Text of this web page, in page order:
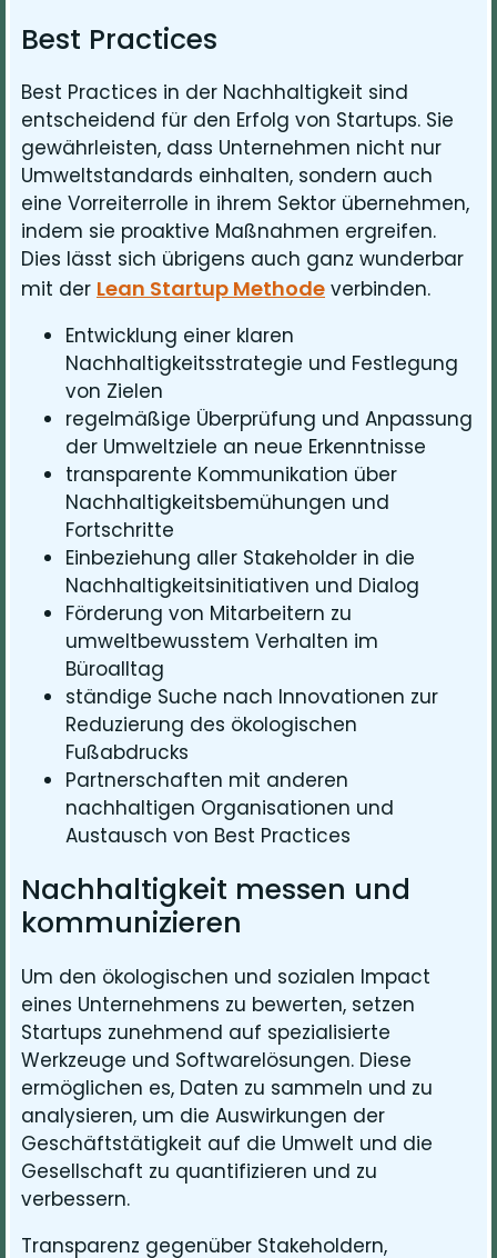
Best Practices
Best Practices in der Nachhaltigkeit sind
entscheidend für den Erfolg von Startups. Sie
gewährleisten, dass Unternehmen nicht nur
Umweltstandards einhalten, sondern auch
eine Vorreiterrolle in ihrem Sektor übernehmen,
indem sie proaktive Maßnahmen ergreifen.
Dies lässt sich übrigens auch ganz wunderbar
mit der Lean Startup Methode verbinden.
Entwicklung einer klaren
Nachhaltigkeitsstrategie und Festlegung
von Zielen
regelmäßige Überprüfung und Anpassung
der Umweltziele an neue Erkenntnisse
transparente Kommunikation über
Nachhaltigkeitsbemühungen und
Fortschritte
Einbeziehung aller Stakeholder in die
Nachhaltigkeitsinitiativen und Dialog
Förderung von Mitarbeitern zu
umweltbewusstem Verhalten im
Büroalltag
ständige Suche nach Innovationen zur
Reduzierung des ökologischen
Fußabdrucks
Partnerschaften mit anderen
nachhaltigen Organisationen und
Austausch von Best Practices
Nachhaltigkeit messen und
kommunizieren
Um den ökologischen und sozialen Impact
eines Unternehmens zu bewerten, setzen
Startups zunehmend auf spezialisierte
Werkzeuge und Softwarelösungen. Diese
ermöglichen es, Daten zu sammeln und zu
analysieren, um die Auswirkungen der
Geschäftstätigkeit auf die Umwelt und die
Gesellschaft zu quantifizieren und zu
verbessern.
Transparenz gegenüber Stakeholdern,